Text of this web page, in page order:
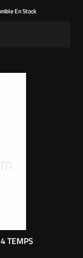
En Stock
TEMPS